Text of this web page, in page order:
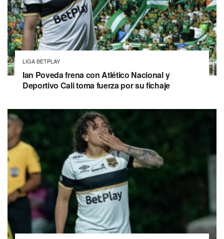
LIGA BETPLAY
Ian Poveda frena con Atlético Nacional y
Deportivo Cali toma fuerza por su fichaje